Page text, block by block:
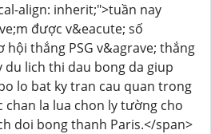
align: inherit;">tuần nay
được v&eacute; số
hội thắng PSG v&agrave; thắng
du lich thi dau bong da giup
lo bat ky tran cau quan trong
chan la lua chon ly tường cho
doi bong thanh Paris.</span>